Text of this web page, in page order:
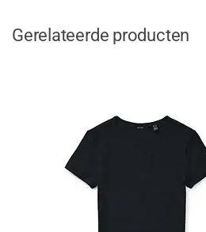
Gerelateerde producten